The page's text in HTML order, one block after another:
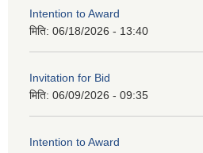
Intention to Award
मिति: 06/18/2026 - 13:40
Invitation for Bid
मिति: 06/09/2026 - 09:35
Intention to Award